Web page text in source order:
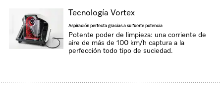
Tecnología Vortex
Aspiración perfecta gracias a su fuerte potencia
Potente poder de limpieza: una corriente de
aire de más de 100 km/h captura a la
perfección todo tipo de suciedad.